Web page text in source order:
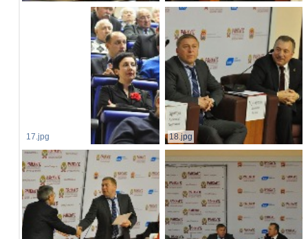
17.jpg 18.jpg